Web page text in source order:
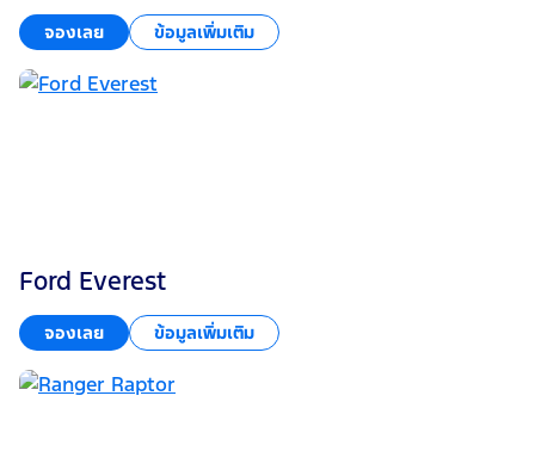
จองเลย ข้อมูลเพิ่มเติม
Ford Everest
จองเลย ข้อมูลเพิ่มเติม